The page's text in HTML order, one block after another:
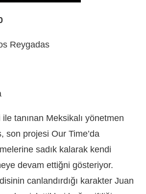
Reygadas
tanınan Meksikalı yönetmen
son projesi Our Time’da
sadık kalarak kendi
devam ettiğni gösteriyor.
canlandırdığı karakter Juan